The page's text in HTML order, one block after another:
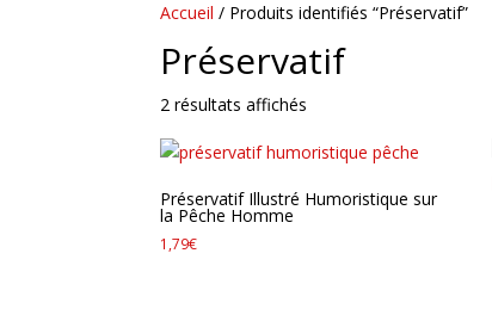
Accueil / Produits identifiés “Préservatif”
Préservatif
2 résultats affichés
popularité
Préservatif Illustré Humoristique sur
la Pêche Homme
1,79€